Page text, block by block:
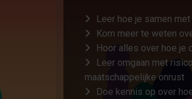
Leer hoe je samen
Kom meer te weten
Hoor alles over hoe je
Leer omgaan met
maatschappelijke onrust
Doe kennis op over